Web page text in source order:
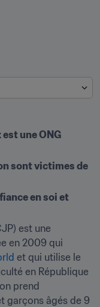
une ONG
sont victimes de
en soi et
est une
en 2009 qui
et qui utilise le
en République
prend
garçons âgés de 9